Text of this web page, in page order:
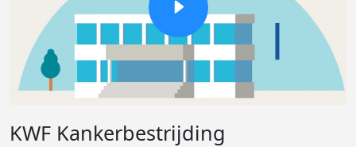
KWF Kankerbestrijding